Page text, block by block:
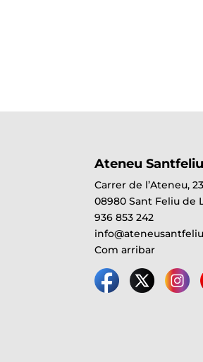
Ateneu
Carrer de l’Ateneu,
08980 Sant Feliu de
936 853 242
Com arribar